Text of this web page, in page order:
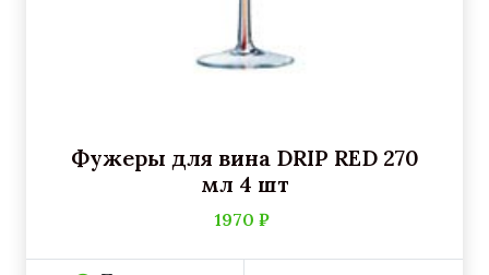
Фужеры для вина DRIP RED 270
мл 4 шт
1970 ₽